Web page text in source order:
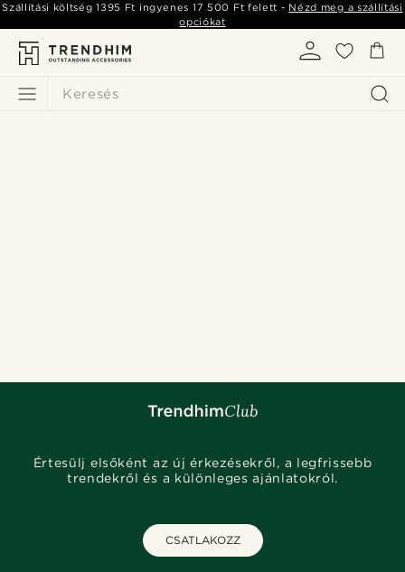
Keresés
Szállítási költség1395 Ft ingyenes 17 500 Ft felett - Nézd meg a szállítási
opciókat
Értesülj elsőként az új érkezésekről, a legfrissebb
trendekről és a különleges ajánlatokról.
CSATLAKOZZ